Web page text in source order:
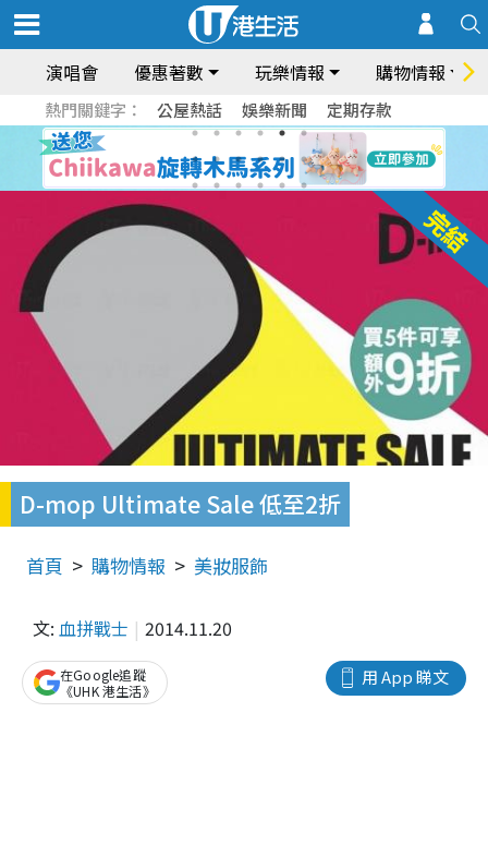
演唱會 優惠著數 玩樂情報 購物情報
熱門關鍵字： 公屋熱話 娛樂新聞 定期存款
D-mop Ultimate Sale 低至2折
首頁 購物情報 美妝服飾
文: 血拼戰士 2014.11.20
用 App 睇文
在Google追蹤
《UHK 港生活》